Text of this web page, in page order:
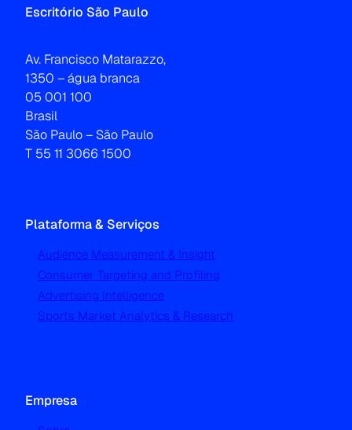
Escritório São Paulo
Av. Francisco Matarazzo,
1350 – água branca
05 001 100
Brasil
São Paulo – São Paulo
T 55 11 3066 1500
Plataforma & Serviços
Audience Measurement & Insight
Consumer Targeting and Profiling
Advertising Intelligence
Sports Market Analytics & Research
Empresa